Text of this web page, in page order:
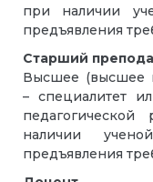
при наличии
предъявления
Старший
Высшее (высшее
– специалитет
наличии
предъявления